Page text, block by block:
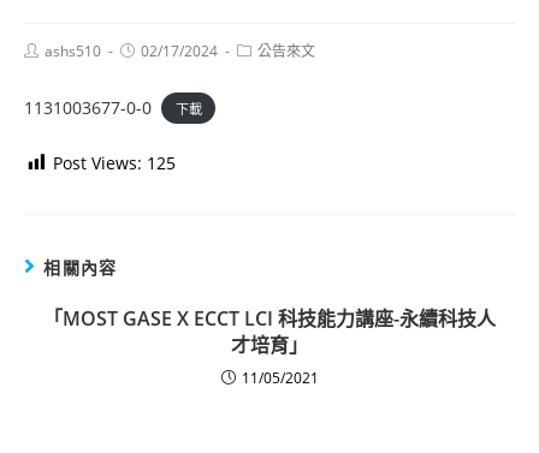
Postashs510
Post02/17/2024
Post公告來文
1131003677-0-0 下載
Post Views: 125
相關內容
「MOST GASE X ECCT LCI 科技能力講座-永續科技人
才培育」
11/05/2021